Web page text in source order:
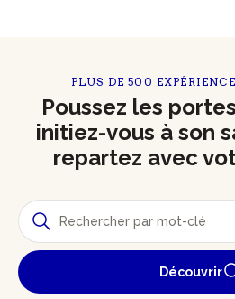
PLUS DE 500
Poussez les
initiez-vous à son
repartez avec
Découvrir